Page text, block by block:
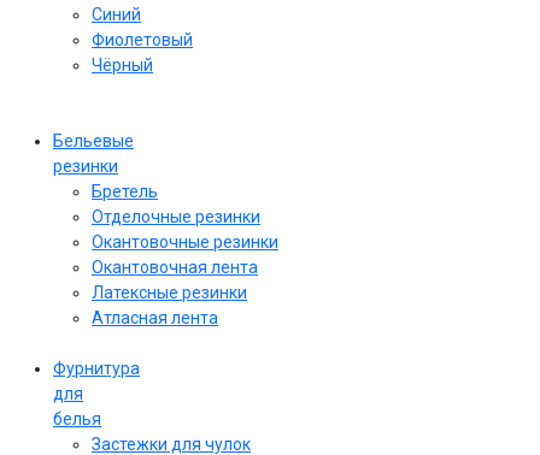
Cиний
Фиолетовый
Чёрный
Бельевые
резинки
Бретель
Отделочные резинки
Окантовочные резинки
Окантовочная лента
Латексные резинки
Атласная лента
Фурнитура
для
белья
Застежки для чулок